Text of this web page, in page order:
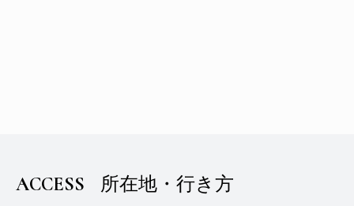
ACCESS 所在地・行き方